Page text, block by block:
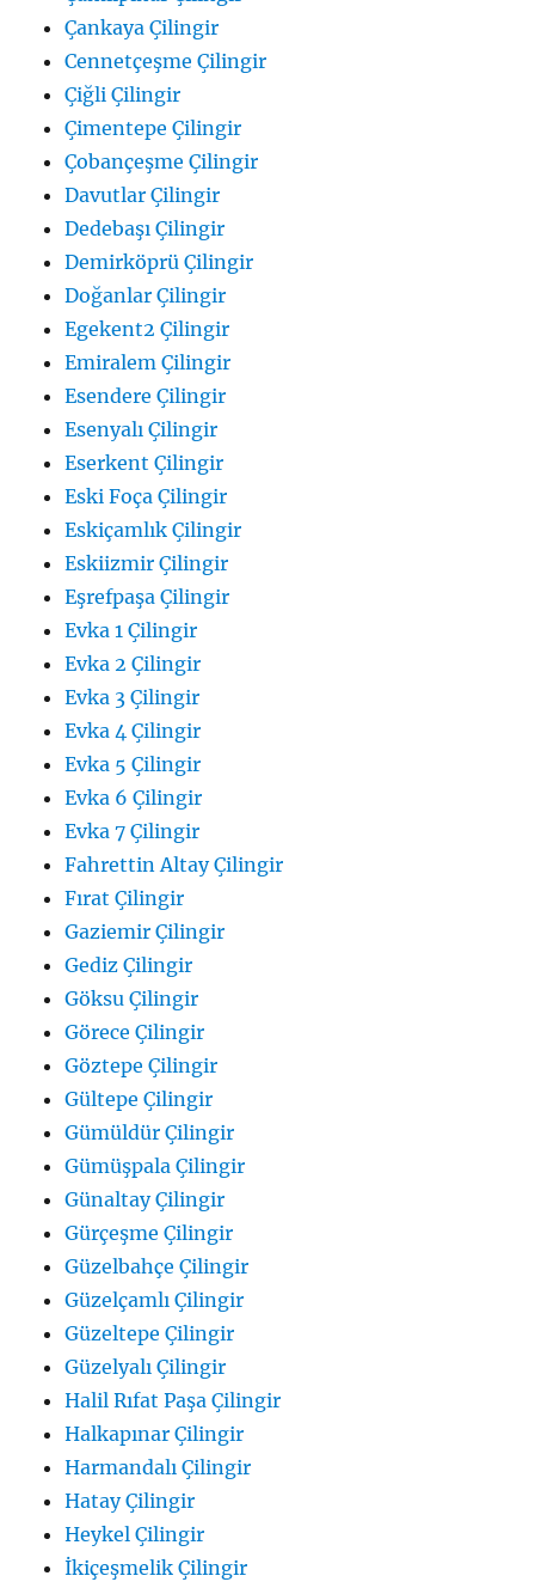
Çankaya Çilingir
Cennetçeşme Çilingir
Çiğli Çilingir
Çimentepe Çilingir
Çobançeşme Çilingir
Davutlar Çilingir
Dedebaşı Çilingir
Demirköprü Çilingir
Doğanlar Çilingir
Egekent2 Çilingir
Emiralem Çilingir
Esendere Çilingir
Esenyalı Çilingir
Eserkent Çilingir
Eski Foça Çilingir
Eskiçamlık Çilingir
Eskiizmir Çilingir
Eşrefpaşa Çilingir
Evka 1 Çilingir
Evka 2 Çilingir
Evka 3 Çilingir
Evka 4 Çilingir
Evka 5 Çilingir
Evka 6 Çilingir
Evka 7 Çilingir
Fahrettin Altay Çilingir
Fırat Çilingir
Gaziemir Çilingir
Gediz Çilingir
Göksu Çilingir
Görece Çilingir
Göztepe Çilingir
Gültepe Çilingir
Gümüldür Çilingir
Gümüşpala Çilingir
Günaltay Çilingir
Gürçeşme Çilingir
Güzelbahçe Çilingir
Güzelçamlı Çilingir
Güzeltepe Çilingir
Güzelyalı Çilingir
Halil Rıfat Paşa Çilingir
Halkapınar Çilingir
Harmandalı Çilingir
Hatay Çilingir
Heykel Çilingir
İkiçeşmelik Çilingir